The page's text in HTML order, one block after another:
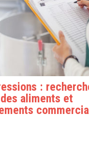
:
aliments et